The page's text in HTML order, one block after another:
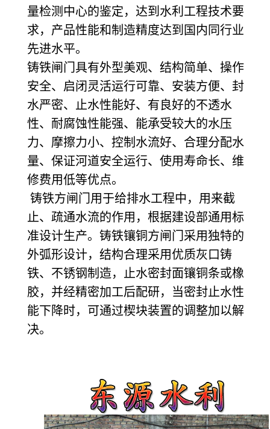
量检测中心的鉴定，达到水利工程技术要
求，产品性能和制造精度达到国内同行业
先进水平。
铸铁闸门具有外型美观、结构简单、操作
安全、启闭灵活运行可靠、安装方便、封
水严密、止水性能好、有良好的不透水
性、耐腐蚀性能强、能承受较大的水压
力、摩擦力小、控制水流好、合理分配水
量、保证河道安全运行、使用寿命长、维
修费用低等优点。
铸铁方闸门用于给排水工程中，用来截
止、疏通水流的作用，根据建设部通用标
准设计生产。铸铁镶铜方闸门采用独特的
外弧形设计，结构合理采用优质灰口铸
铁、不锈钢制造，止水密封面镶铜条或橡
胶，并经精密加工后配研，当密封止水性
能下降时，可通过楔块装置的调整加以解
决。